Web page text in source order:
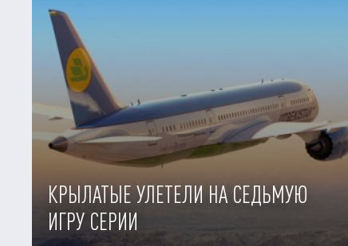
КРЫЛАТЫЕ УЛЕТЕЛИ НА СЕДЬМУЮ
ИГРУ СЕРИИ